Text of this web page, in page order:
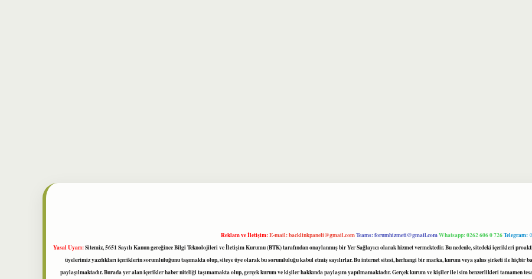
Reklam ve İletişim:E-mail:backlinkpaneli@gmail.comTeams:forumhizmeti@gmail.comWhatsapp: 0262 606 0 726Telegram:
Yasal Uyarı:Sitemiz, 5651 Sayılı Kanun gereğince Bilgi Teknolojileri ve İletişim Kurumu (BTK) tarafından onaylanmış bir Yer Sağlayıcı olarak hizmet vermektedir. Bu nedenle, sitedeki içerikleri
üyelerimiz yazdıkları içeriklerin sorumluluğunu taşımakta olup, siteye üye olarak bu sorumluluğu kabul etmiş sayılırlar. Bu internet sitesi, herhangi bir marka, kurum veya şahıs şirketi ile hiçbir
paylaşılmaktadır. Burada yer alan içerikler haber niteliği taşımamakta olup, gerçek kurum ve kişiler hakkında paylaşım yapılmamaktadır. Gerçek kurum ve kişiler ile isim benzerlikleri tamamen